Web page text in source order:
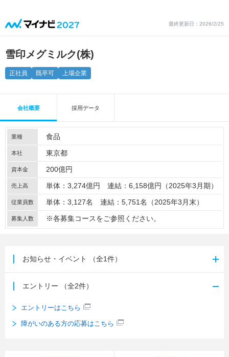
最終更新日：2026/2/25
雪印メグミルク(株)
正社員 既卒可 上場企業
会社概要 採用データ
業種 食品
本社 東京都
資本金 200億円
売上高 単体：3,274億円 連結：6,158億円（2025年3月期）
従業員数 単体：3,127名 連結：5,751名（2025年3月末）
募集人数 ※各募集コースをご参照ください。
お知らせ・イベント （全1件）
エントリー （全2件）
エントリーはこちら
障がいのある方の応募はこちら